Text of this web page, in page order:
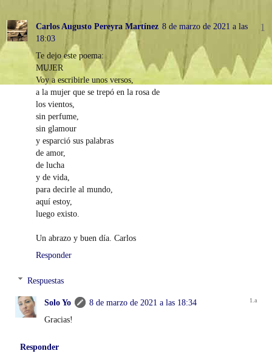
Carlos Augusto Pereyra Martínez 8 de marzo de 2021 a las
18:03
Te dejo este poema:
MUJER
Voy a escribirle unos versos,
a la mujer que se trepó en la rosa de
los vientos,
sin perfume,
sin glamour
y esparció sus palabras
de amor,
de lucha
y de vida,
para decirle al mundo,
aquí estoy,
luego existo.
Un abrazo y buen día. Carlos
Responder
Respuestas
Solo Yo
8 de marzo de 2021 a las 18:34
Gracias!
Responder